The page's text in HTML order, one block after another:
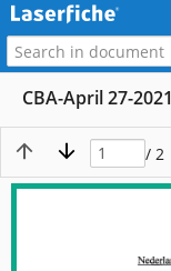
CBA-April 27-2021
/ 2